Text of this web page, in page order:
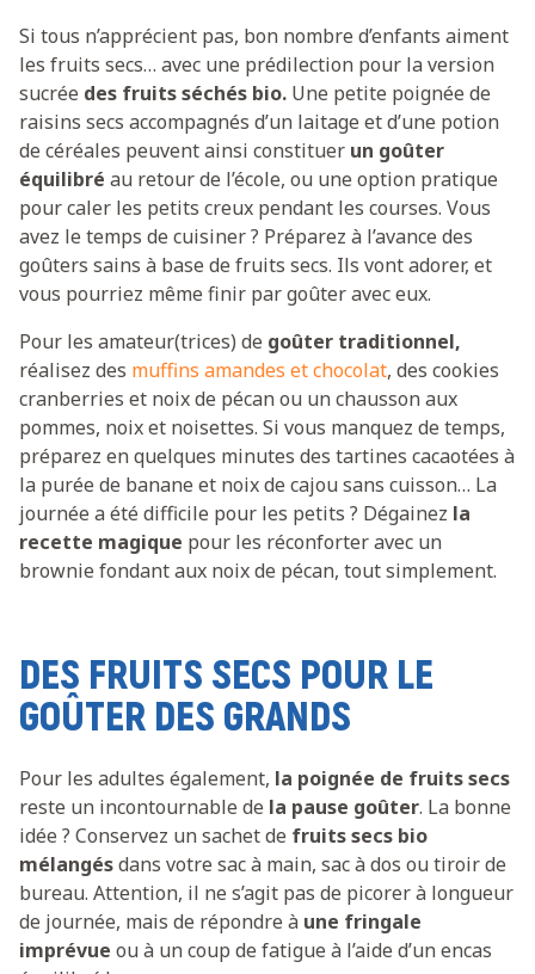
Si tous n’apprécient pas, bon nombre d’enfants aiment
les fruits secs… avec une prédilection pour la version
sucrée des fruits séchés bio. Une petite poignée de
raisins secs accompagnés d’un laitage et d’une potion
de céréales peuvent ainsi constituer un goûter
équilibré au retour de l’école, ou une option pratique
pour caler les petits creux pendant les courses. Vous
avez le temps de cuisiner ? Préparez à l’avance des
goûters sains à base de fruits secs. Ils vont adorer, et
vous pourriez même finir par goûter avec eux.
Pour les amateur(trices) de goûter traditionnel,
réalisez des muffins amandes et chocolat, des cookies
cranberries et noix de pécan ou un chausson aux
pommes, noix et noisettes. Si vous manquez de temps,
préparez en quelques minutes des tartines cacaotées à
la purée de banane et noix de cajou sans cuisson… La
journée a été difficile pour les petits ? Dégainez la
recette magique pour les réconforter avec un
brownie fondant aux noix de pécan, tout simplement.
DES FRUITS SECS POUR LE
GOÛTER DES GRANDS
Pour les adultes également, la poignée de fruits secs
reste un incontournable de la pause goûter. La bonne
idée ? Conservez un sachet de fruits secs bio
mélangésdans votre sac à main, sac à dos ou tiroir de
bureau. Attention, il ne s’agit pas de picorer à longueur
de journée, mais de répondre à une fringale
imprévue ou à un coup de fatigue à l’aide d’un encas